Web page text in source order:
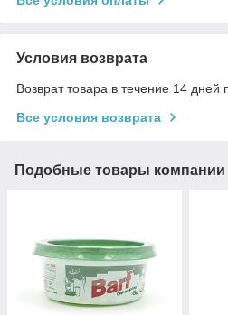
Условия возврата
Возврат товара в течение 14 дней
Все условия возврата
Подобные товары компании